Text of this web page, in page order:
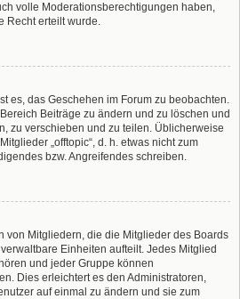
volle Moderationsberechtigungen haben,
Recht erteilt wurde.
es, das Geschehen im Forum zu beobachten.
Beiträge zu ändern und zu löschen und
zu verschieben und zu teilen. Üblicherweise
„offtopic“, d. h. etwas nicht zum
bzw. Angreifendes schreiben.
von Mitgliedern, die die Mitglieder des Boards
Einheiten aufteilt. Jedes Mitglied
und jeder Gruppe können
Dies erleichtert es den Administratoren,
auf einmal zu ändern und sie zum